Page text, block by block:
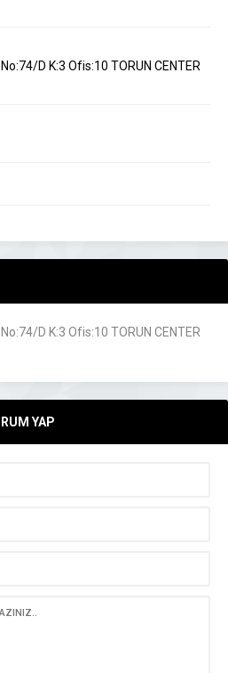
D K:3 Ofis:10 TORUN CENTER
D K:3 Ofis:10 TORUN CENTER
YAP